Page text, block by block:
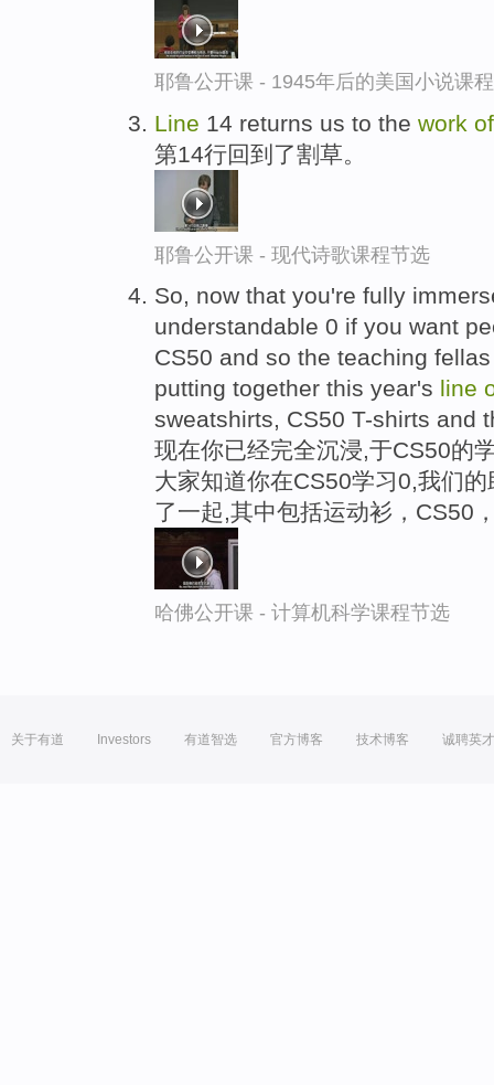
耶鲁公开课 - 1945年后的美国小说课
Line 14 returns us to the work of
第14行回到了割草。
耶鲁公开课 - 现代诗歌课程节选
So, now that you're fully
understandable 0 if you want
CS50 and so the teaching
putting together this year's line
sweatshirts, CS50 T-shirts and
现在你已经完全沉浸,于CS50的
大家知道你在CS50学习0,我们
了一起,其中包括运动衫，CS50
哈佛公开课 - 计算机科学课程节选
关于有道 Investors 有道智选 官方博客 技术博客 诚聘英才